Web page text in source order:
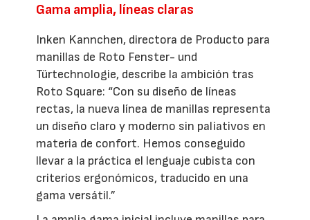
Gama amplia, líneas claras
Inken Kannchen, directora de Producto para
manillas de Roto Fenster- und
Türtechnologie, describe la ambición tras
Roto Square: “Con su diseño de líneas
rectas, la nueva línea de manillas representa
un diseño claro y moderno sin paliativos en
materia de confort. Hemos conseguido
llevar a la práctica el lenguaje cubista con
criterios ergonómicos, traducido en una
gama versátil.”